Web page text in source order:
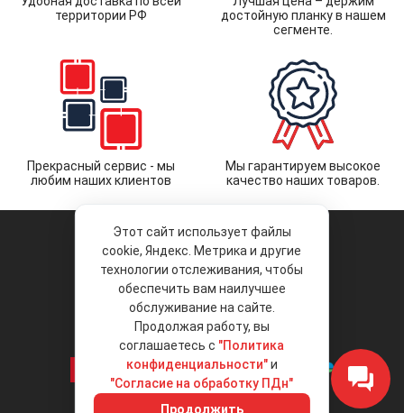
территории РФ
достойную планку в нашем
сегменте.
Прекрасный сервис - мы
любим наших клиентов
Мы гарантируем высокое
качество наших товаров.
© 2026 «Liberty Project».
Аксессуары и запчасти оптом.
Положение об обработке и защите
персональных данных
Интернет-магазин
Этот сайт использует файлы
cookie, Яндекс. Метрика и другие
технологии отслеживания, чтобы
обеспечить вам наилучшее
обслуживание на сайте.
Продолжая работу, вы
соглашаетесь с "Политика
конфиденциальности"и
"Согласие на обработку ПДн"